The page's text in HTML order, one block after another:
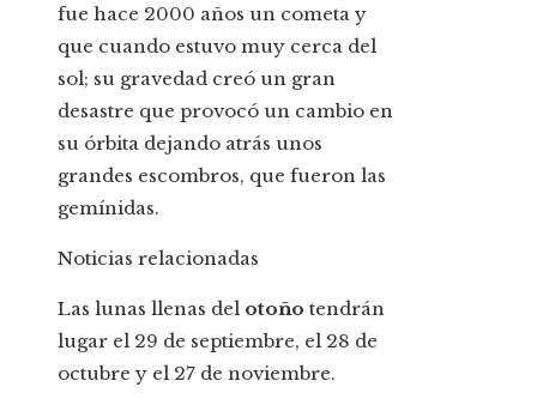
fue hace 2000 años un cometa y
que cuando estuvo muy cerca del
sol; su gravedad creó un gran
desastre que provocó un cambio en
su órbita dejando atrás unos
grandes escombros, que fueron las
gemínidas.
Noticias relacionadas
Las lunas llenas del otoño tendrán
lugar el 29 de septiembre, el 28 de
octubre y el 27 de noviembre.